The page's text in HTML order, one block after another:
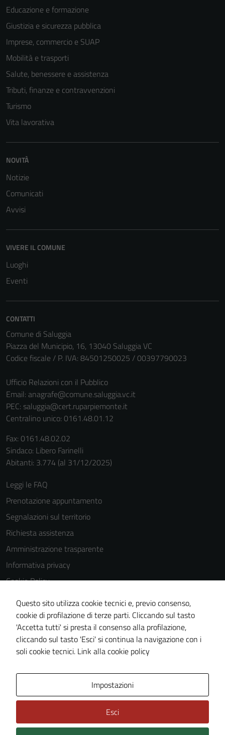
Educazione e formazione
Giustizia e sicurezza pubblica
Imprese, commercio e SUAP
Mobilità e trasporti
Salute, benessere e assistenza
Tributi, finanze e contravvenzioni
Turismo
Vita lavorativa
NOVITÀ
Notizie
Comunicati
Avvisi
VIVERE IL COMUNE
Luoghi
Eventi
CONTATTI
Comune di Saluggia
Piazza del Municipio, 16, 13040 Saluggia VC
Codice fiscale / P. IVA: 84501250025 / 00397790023
Ufficio Relazioni con il Pubblico
Email: anagrafe@comune.saluggia.vc.it
PEC: saluggia@cert.ruparpiemonte.it
Centralino unico: 0161.48.01.12
Fax: 0161.48.02.02
Sindaco: Libero Farinelli
Abitanti: 3.774 (al 31/12/2025)
Leggi le FAQ
Prenotazione appuntamento
Segnalazioni sul territorio
Richiesta assistenza
Amministrazione trasparente
Informativa privacy
Cookie Policy
Note legali
Dichiarazione di accessibilità
Piano di miglioramento del sito
Statistiche sito web
Questo sito utilizza cookie tecnici e, previo consenso,
cookie di profilazione di terze parti. Cliccando sul tasto
'Accetta tutti' si presta il consenso alla profilazione,
cliccando sul tasto 'Esci' si continua la navigazione con i
soli cookie tecnici. Link alla cookie policy
Impostazioni
Esci
per il
personali.